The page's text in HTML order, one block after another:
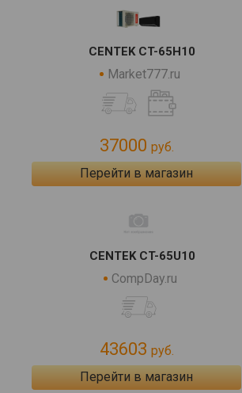
CENTEK CT-65H10
Market777.ru
37000 руб.
Перейти в магазин
CENTEK CT-65U10
CompDay.ru
43603 руб.
Перейти в магазин